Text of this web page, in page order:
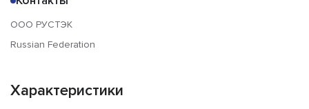
ООО РУСТЭК
Russian Federation
Характеристики